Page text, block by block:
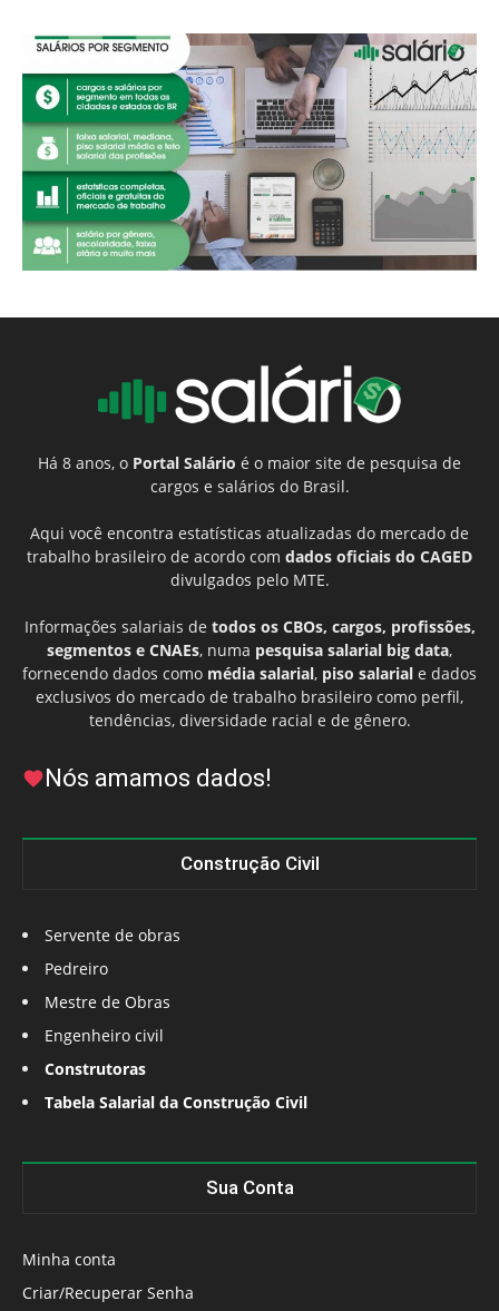
Há 8 anos, o Portal Salário é o maior site de pesquisa de
cargos e salários do Brasil.
Aqui você encontra estatísticas atualizadas do mercado de
trabalho brasileiro de acordo com dados oficiais do CAGED
divulgados pelo MTE.
Informações salariais de todos os CBOs, cargos, profissões,
segmentos e CNAEs, numa pesquisa salarial big data,
fornecendo dados como média salarial, piso salarial e dados
exclusivos do mercado de trabalho brasileiro como perfil,
tendências, diversidade racial e de gênero.
Nós amamos dados!
Construção Civil
Servente de obras
Pedreiro
Mestre de Obras
Engenheiro civil
Construtoras
Tabela Salarial da Construção Civil
Sua Conta
Minha conta
Criar/Recuperar Senha